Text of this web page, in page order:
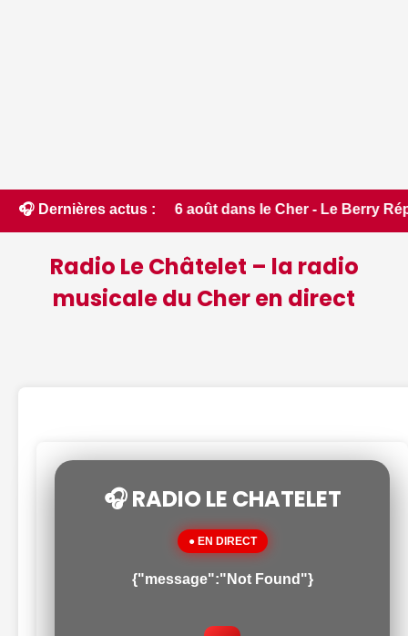
🎧 Dernières actus :
6 août dans le Cher - Le Berry Républicain •
Radio Le Châtelet – la radio
musicale du Cher en direct
🎧 RADIO LE CHATELET
● EN DIRECT
{"message":"Not Found"}